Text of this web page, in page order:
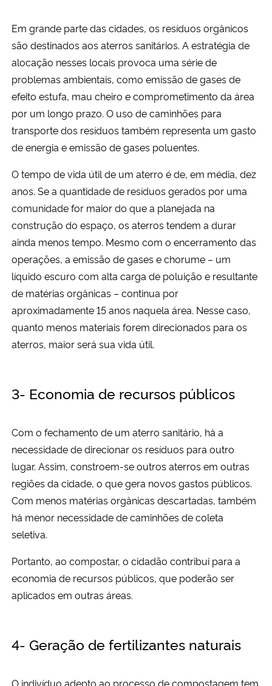
Em grande parte das cidades, os resíduos orgânicos
são destinados aos aterros sanitários. A estratégia de
alocação nesses locais provoca uma série de
problemas ambientais, como emissão de gases de
efeito estufa, mau cheiro e comprometimento da área
por um longo prazo. O uso de caminhões para
transporte dos resíduos também representa um gasto
de energia e emissão de gases poluentes.
O tempo de vida útil de um aterro é de, em média, dez
anos. Se a quantidade de resíduos gerados por uma
comunidade for maior do que a planejada na
construção do espaço, os aterros tendem a durar
ainda menos tempo. Mesmo com o encerramento das
operações, a emissão de gases e chorume – um
líquido escuro com alta carga de poluição e resultante
de matérias orgânicas – continua por
aproximadamente 15 anos naquela área. Nesse caso,
quanto menos materiais forem direcionados para os
aterros, maior será sua vida útil.
3- Economia de recursos públicos
Com o fechamento de um aterro sanitário, há a
necessidade de direcionar os resíduos para outro
lugar. Assim, constroem-se outros aterros em outras
regiões da cidade, o que gera novos gastos públicos.
Com menos matérias orgânicas descartadas, também
há menor necessidade de caminhões de coleta
seletiva.
Portanto, ao compostar, o cidadão contribui para a
economia de recursos públicos, que poderão ser
aplicados em outras áreas.
4- Geração de fertilizantes naturais
O indivíduo adepto ao processo de compostagem tem